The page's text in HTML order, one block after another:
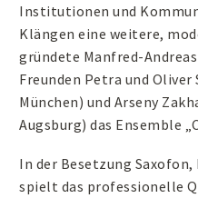
Institutionen und
Klängen eine weitere,
gründete Manfred-
Freunden Petra und
München) und Arseny
Augsburg) das Ensemble
In der Besetzung Saxofon,
spielt das professionelle